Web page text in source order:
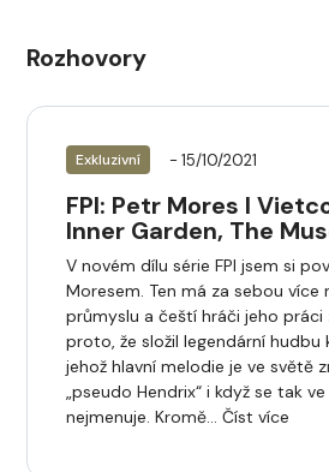
Rozhovory
Exkluzivní - 15/10/2021
FPI: Petr Mores I
Inner Garden, The
V novém dílu série FPI jsem si
Moresem. Ten má za sebou více
průmyslu a čeští hráči jeho práci
proto, že složil legendární hudbu
jehož hlavní melodie je ve světě
„pseudo Hendrix“ i když se tak
nejmenuje. Kromě… Číst více